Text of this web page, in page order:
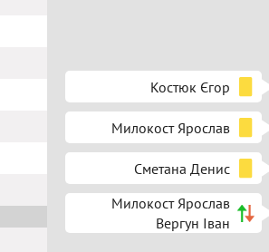
Костюк Єгор
Милокост Ярослав
Сметана Денис
Милокост Ярослав
Вергун Іван